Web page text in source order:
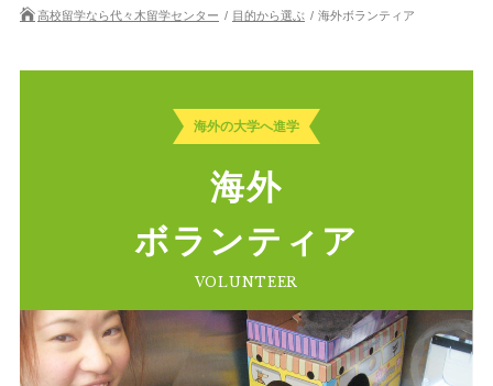
高校留学なら代々木留学センター 目的から選ぶ 海外ボランティア
海外の大学へ進学
海外
ボランティア
VOLUNTEER